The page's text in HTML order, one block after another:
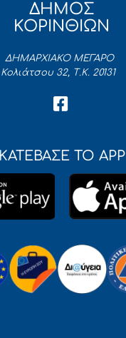
ΔΗΜΟΣ
ΚΟΡΙΝΘΙΩΝ
ΔΗΜΑΡΧΙΑΚΟ ΜΕΓΑΡΟ
Κολιάτσου 32, Τ.Κ. 20131
ΚΑΤΕΒΑΣΕ ΤΟ APP